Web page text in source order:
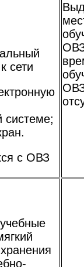
сети
системе;
с ОВЗ